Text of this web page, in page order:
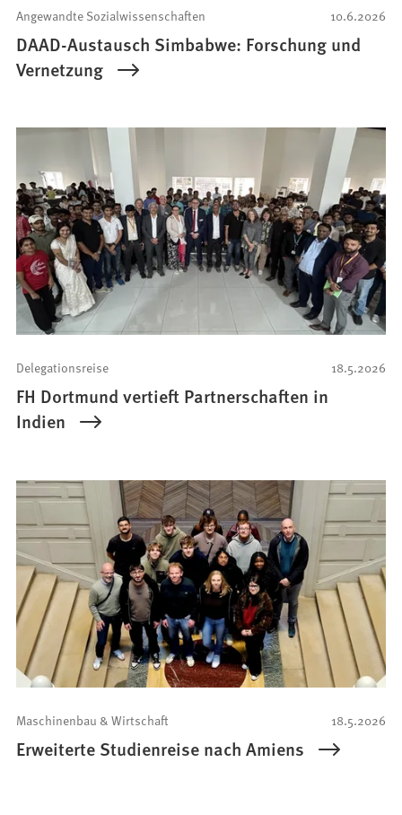
10.6.2026
Angewandte Sozialwissenschaften
DAAD-Austausch Simbabwe: Forschung und
Vernetzung
18.5.2026
Delegationsreise
FH Dortmund vertieft Partnerschaften in
Indien
18.5.2026
Maschinenbau & Wirtschaft
Erweiterte Studienreise nach Amiens